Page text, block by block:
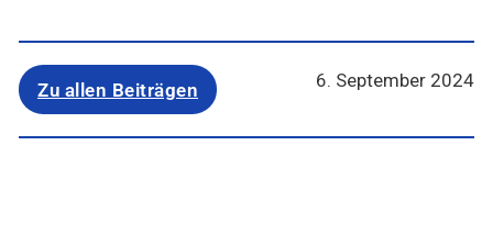
Zu allen Beiträgen 6. September 2024